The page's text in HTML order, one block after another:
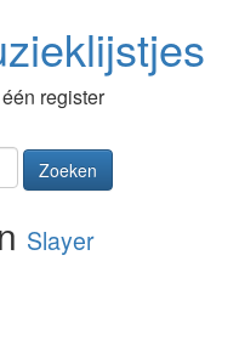
register
Zoeken
Slayer